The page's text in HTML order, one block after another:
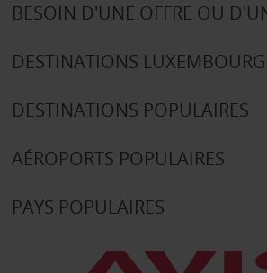
BESOIN D'UNE OFFRE OU
DESTINATIONS
DESTINATIONS POPULAIRES
AÉROPORTS POPULAIRES
PAYS POPULAIRES